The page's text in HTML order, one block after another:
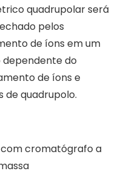
quadrupolar será
pelos
de íons em um
do
de íons e
de quadrupolo.
cromatógrafo a